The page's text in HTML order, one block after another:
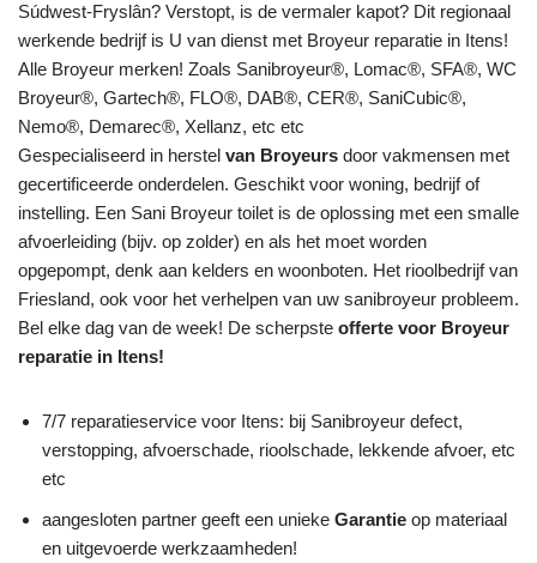
Súdwest-Fryslân? Verstopt, is de vermaler kapot? Dit regionaal
werkende bedrijf is U van dienst met Broyeur reparatie in Itens!
Alle Broyeur merken! Zoals Sanibroyeur®, Lomac®, SFA®, WC
Broyeur®, Gartech®, FLO®, DAB®, CER®, SaniCubic®,
Nemo®, Demarec®, Xellanz, etc etc
Gespecialiseerd in herstel van Broyeurs door vakmensen met
gecertificeerde onderdelen. Geschikt voor woning, bedrijf of
instelling. Een Sani Broyeur toilet is de oplossing met een smalle
afvoerleiding (bijv. op zolder) en als het moet worden
opgepompt, denk aan kelders en woonboten. Het rioolbedrijf van
Friesland, ook voor het verhelpen van uw sanibroyeur probleem.
Bel elke dag van de week! De scherpste offerte voor Broyeur
reparatie in Itens!
7/7 reparatieservice voor Itens: bij Sanibroyeur defect,
verstopping, afvoerschade, rioolschade, lekkende afvoer, etc
etc
aangesloten partner geeft een unieke Garantie op materiaal
en uitgevoerde werkzaamheden!